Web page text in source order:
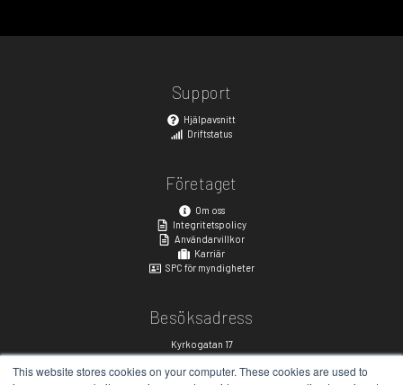
This website stores cookies on your computer. These cookies are used to
Support
Hjälpavsnitt
Driftstatus
Företaget
Om oss
Integritetspolicy
Användarvillkor
Karriär
SPC för myndigheter
Besöksadress
Kyrkogatan 17
411 15, Göteborg, Sweden